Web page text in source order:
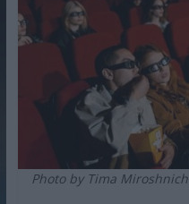
Photo by Tima